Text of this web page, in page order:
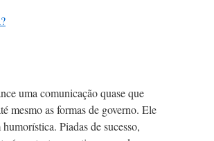
uma comunicação quase que
mesmo as formas de governo. Ele
Piadas de sucesso,